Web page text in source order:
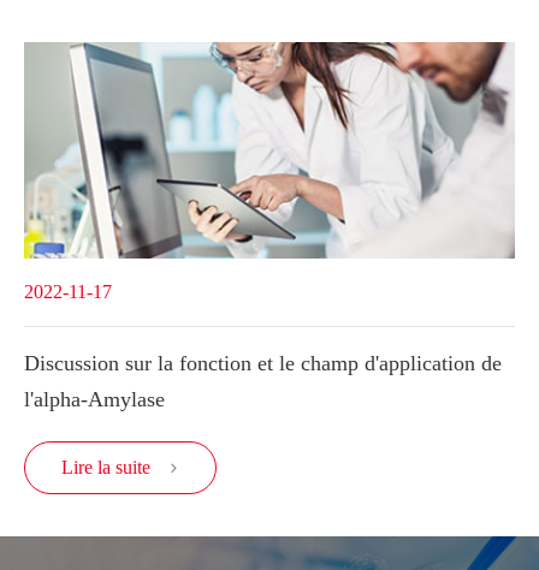
2022-11-17
Discussion sur la fonction et le champ d'application de
l'alpha-Amylase
Lire la suite 